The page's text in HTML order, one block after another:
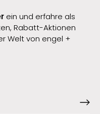
ein und erfahre als
Rabatt-Aktionen
Welt von engel +